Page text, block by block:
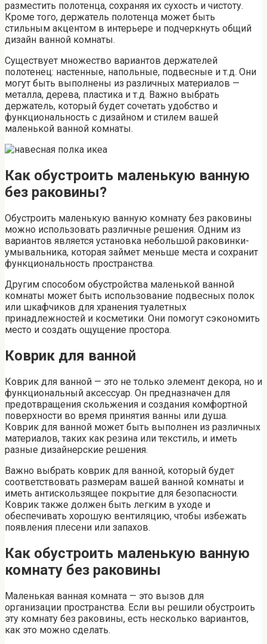
разместить полотенца, сохраняя их сухость и чистоту.
Кроме того, держатель полотенца может быть
стильным акцентом в интерьере и подчеркнуть общий
дизайн ванной комнаты.
Существует множество вариантов держателей
полотенец: настенные, напольные, подвесные и т.д. Они
могут быть выполнены из различных материалов —
металла, дерева, пластика и т.д. Важно выбрать
держатель, который будет сочетать удобство и
функциональность с дизайном и стилем вашей
маленькой ванной комнаты.
Как обустроить маленькую ванную
без раковины?
Обустроить маленькую ванную комнату без раковины
можно использовать различные решения. Одним из
вариантов является установка небольшой раковинки-
умывальника, которая займет меньше места и сохранит
функциональность пространства.
Другим способом обустройства маленькой ванной
комнаты может быть использование подвесных полок
или шкафчиков для хранения туалетных
принадлежностей и косметики. Они помогут сэкономить
место и создать ощущение простора.
Коврик для ванной
Коврик для ванной — это не только элемент декора, но и
функциональный аксессуар. Он предназначен для
предотвращения скольжения и создания комфортной
поверхности во время принятия ванны или душа.
Коврик для ванной может быть выполнен из различных
материалов, таких как резина или текстиль, и иметь
разные дизайнерские решения.
Важно выбрать коврик для ванной, который будет
соответствовать размерам вашей ванной комнаты и
иметь антискользящее покрытие для безопасности.
Коврик также должен быть легким в уходе и
обеспечивать хорошую вентиляцию, чтобы избежать
появления плесени или запахов.
Как обустроить маленькую ванную
комнату без раковины
Маленькая ванная комната — это вызов для
организации пространства. Если вы решили обустроить
эту комнату без раковины, есть несколько вариантов,
как это можно сделать.